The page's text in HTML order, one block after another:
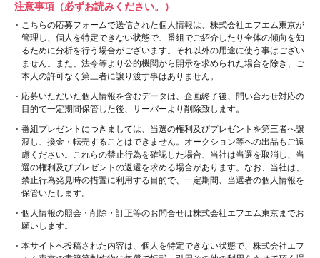
注意事項（必ずお読みください。）
こちらの応募フォームで送信された個人情報は、株式会社エフエム東京が
管理し、個人を特定できない状態で、番組でご紹介したり全体の傾向を知
るために分析を行う場合がございます。それ以外の用途に使う事はござい
ません。また、法令等より公的機関から開示を求められた場合を除き、ご
本人の許可なく第三者に譲り渡す事はありません。
応募いただいた個人情報を含むデータは、企画終了後、問い合わせ対応の
目的で一定期間保管した後、サーバーより削除致します。
番組プレゼントにつきましては、当選の権利及びプレゼントを第三者へ譲
渡し、換金・転売することはできません。オークション等への出品もご遠
慮ください。これらの禁止行為を確認した場合、当社は当選を取消し、当
選の権利及びプレゼントの返還を求める場合があります。なお、当社は、
禁止行為発見時の措置に利用する目的で、一定期間、当選者の個人情報を
保管いたします。
個人情報の照会・削除・訂正等のお問合せは株式会社エフエム東京までお
願いします。
本サイトへ投稿された内容は、個人を特定できない状態で、株式会社エフ